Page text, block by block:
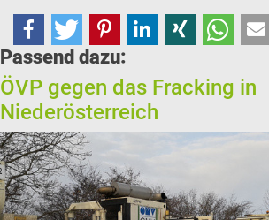
Passend dazu:
ÖVP gegen das Fracking in
Niederösterreich